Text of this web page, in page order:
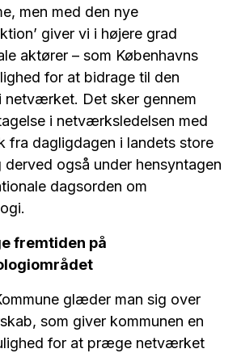
men med den nye
giver vi i højere grad
aktører – som Københavns
for at bidrage til den
netværket. Det sker gennem
i netværksledelsen med
fra dagligdagen i landets store
derved også under hensyntagen
dagsorden om
fremtiden på
glæder man sig over
som giver kommunen en
for at præge netværket